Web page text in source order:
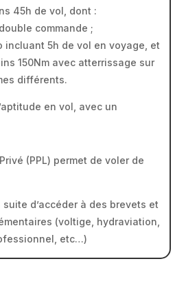
45h de vol, dont :
commande ;
incluant 5h de vol en voyage, et
150Nm avec atterrissage sur
différents.
en vol, avec un
(PPL) permet de voler de
suite d’accéder à des brevets et
(voltige, hydraviation,
etc…)